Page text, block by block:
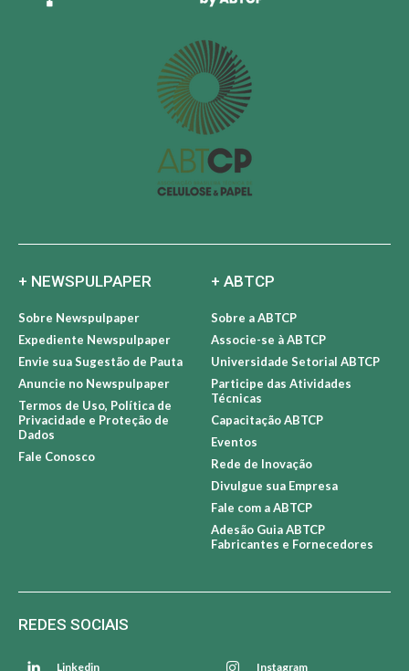
+ NEWSPULPAPER
Sobre Newspulpaper
Expediente Newspulpaper
Envie sua Sugestão de Pauta
Anuncie no Newspulpaper
Termos de Uso, Política de
Privacidade e Proteção de
Dados
Fale Conosco
+ ABTCP
Sobre a ABTCP
Associe-se à ABTCP
Universidade Setorial ABTCP
Participe das Atividades
Técnicas
Capacitação ABTCP
Eventos
Rede de Inovação
Divulgue sua Empresa
Fale com a ABTCP
Adesão Guia ABTCP
Fabricantes e Fornecedores
REDES SOCIAIS
Linkedin Instagram